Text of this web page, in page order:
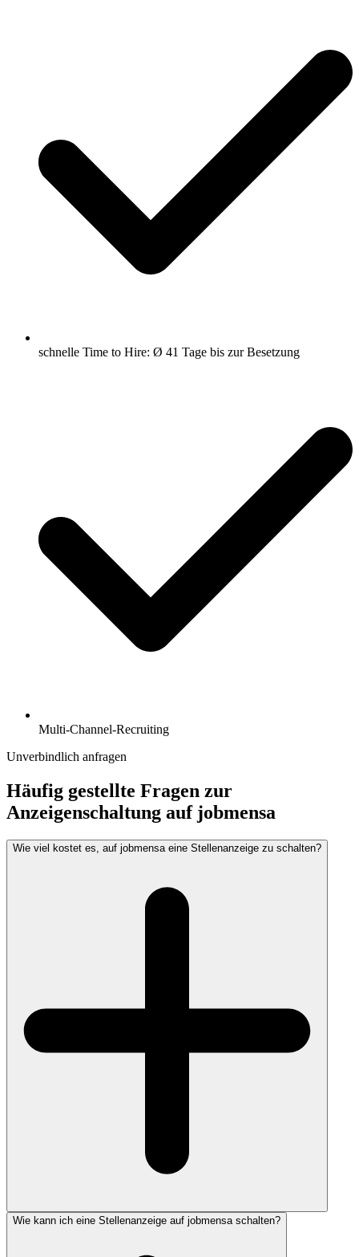
schnelle Time to Hire: Ø 41 Tage bis zur Besetzung
Multi-Channel-Recruiting
Unverbindlich anfragen
Häufig gestellte Fragen zur
Anzeigenschaltung auf jobmensa
Wie viel kostet es, auf jobmensa eine Stellenanzeige zu schalten?
Wie kann ich eine Stellenanzeige auf jobmensa schalten?